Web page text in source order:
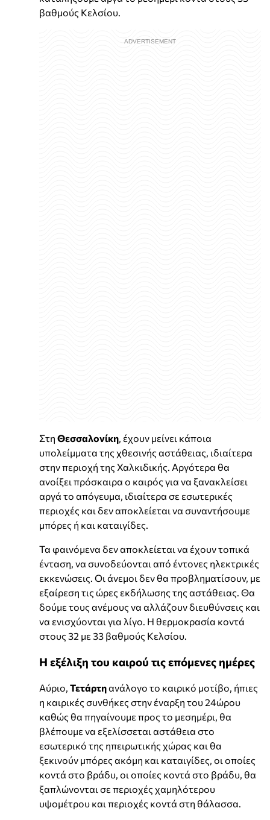
βαθμούς Κελσίου.
Στη Θεσσαλονίκη , έχουν μείνει κάποια
υπολείμματα της χθεσινής αστάθειας, ιδιαίτερα
στην περιοχή της Χαλκιδικής. Αργότερα θα
ανοίξει πρόσκαιρα ο καιρός για να ξανακλείσει
αργά το απόγευμα, ιδιαίτερα σε εσωτερικές
περιοχές και δεν αποκλείεται να συναντήσουμε
μπόρες ή και καταιγίδες.
Τα φαινόμενα δεν αποκλείεται να έχουν τοπικά
ένταση, να συνοδεύονται από έντονες ηλεκτρικές
εκκενώσεις. Οι άνεμοι δεν θα προβληματίσουν, με
εξαίρεση τις ώρες εκδήλωσης της αστάθειας. Θα
δούμε τους ανέμους να αλλάζουν διευθύνσεις και
να ενισχύονται για λίγο. Η θερμοκρασία κοντά
στους 32 με 33 βαθμούς Κελσίου.
Η εξέλιξη του καιρού τις επόμενες ημέρες
Αύριο, Τετάρτηανάλογο το καιρικό μοτίβο, ήπιες
η καιρικές συνθήκες στην έναρξη του 24ώρου
καθώς θα πηγαίνουμε προς το μεσημέρι, θα
βλέπουμε να εξελίσσεται αστάθεια στο
εσωτερικό της ηπειρωτικής χώρας και θα
ξεκινούν μπόρες ακόμη και καταιγίδες, οι οποίες
κοντά στο βράδυ, οι οποίες κοντά στο βράδυ, θα
ξαπλώνονται σε περιοχές χαμηλότερου
υψομέτρου και περιοχές κοντά στη θάλασσα.